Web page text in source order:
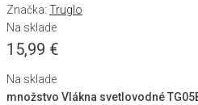
Značka: Truglo
Na sklade
15,99 €
Na sklade
množstvo Vlákna svetlovodné